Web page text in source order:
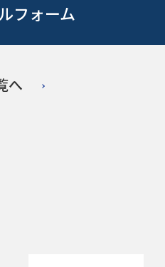
フォーム
へ